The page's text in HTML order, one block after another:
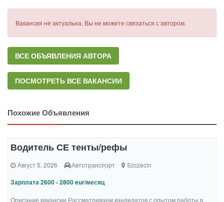
Вакансия не актуальна. Вы не можете связаться с автором.
ВСЕ ОБЪЯВЛЕНИЯ АВТОРА
ПОСМОТРЕТЬ ВСЕ ВАКАНСИИ
Похожие Объявления
Водитель СЕ тенты/рефы
Август 5, 2026 Автотранспорт Szczecin
Зарплата 2600 - 2800 eur/месяц
Описание вакансии Рассматриваем кандидатов с опытом работы в